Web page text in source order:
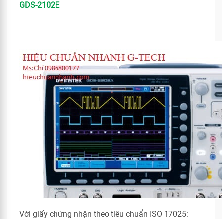
GDS-2102E
Với giấy chứng nhận theo tiêu chuẩn ISO 17025: